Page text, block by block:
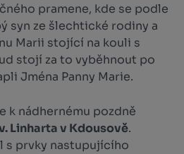
pramene, kde se podle
syn ze šlechtické rodiny a
Marii stojící na kouli s
stojí za to vyběhnout po
Jména Panny Marie.
k nádhernému pozdně
Linharta v Kdousově.
s prvky nastupujícího